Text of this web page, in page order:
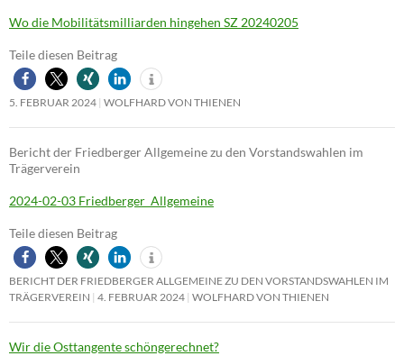
Wo die Mobilitätsmilliarden hingehen SZ 20240205
Teile diesen Beitrag
5. FEBRUAR 2024 WOLFHARD VON THIENEN
Bericht der Friedberger Allgemeine zu den Vorstandswahlen im
Trägerverein
2024-02-03 Friedberger_Allgemeine
Teile diesen Beitrag
BERICHT DER FRIEDBERGER ALLGEMEINE ZU DEN VORSTANDSWAHLEN IM
TRÄGERVEREIN 4. FEBRUAR 2024 WOLFHARD VON THIENEN
Wir die Osttangente schöngerechnet?